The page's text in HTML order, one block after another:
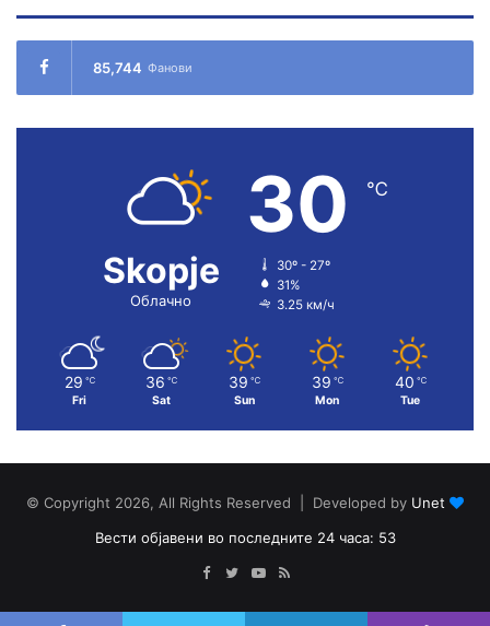
85,744 Фанови
Skopje
Облачно
30 ℃
30º - 27º
31%
3.25 км/ч
29 ℃
Fri
36 ℃
Sat
39 ℃
Sun
39 ℃
Mon
40 ℃
Tue
© Copyright 2026, All Rights Reserved | Developed by Unet
Вести објавени во последните 24 часа: 53
Facebook
TwitterYouTube
RSS